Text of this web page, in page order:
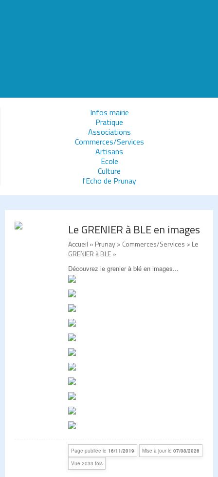
Infos mairie
Pratique
Associations
Commerces/Services
Artisans
Ecole
Culture
l'Echo de Prunay
Le GRENIER à BLE en images
Accueil » Prunay > Commerces/Services > Le
GRENIER à BLE »
Découvrez le grenier à blé en images...
Page publiée le 16/11/2019 Mise à jour le 07/08/2026
Vue 2033 fois